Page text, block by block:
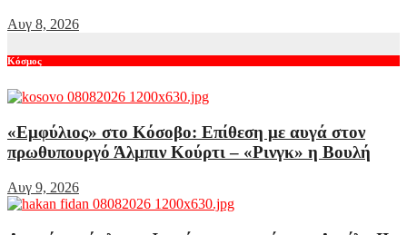
Αυγ 8, 2026
Κόσμος
«Εμφύλιος» στο Κόσοβο: Επίθεση με αυγά στον
πρωθυπουργό Άλμπιν Κούρτι – «Ρινγκ» η Βουλή
Αυγ 9, 2026